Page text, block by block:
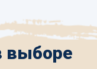
выборе